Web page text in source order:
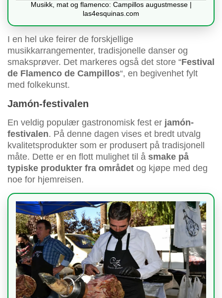
Musikk, mat og flamenco: Campillos augustmesse |
las4esquinas.com
I en hel uke feirer de forskjellige
musikkarrangementer, tradisjonelle danser og
smaksprøver. Det markeres også det store “Festival
de Flamenco de Campillos“, en begivenhet fylt
med folkekunst.
Jamón-festivalen
En veldig populær gastronomisk fest er jamón-
festivalen. På denne dagen vises et bredt utvalg
kvalitetsprodukter som er produsert på tradisjonell
måte. Dette er en flott mulighet til å smake på
typiske produkter fra området og kjøpe med deg
noe for hjemreisen.